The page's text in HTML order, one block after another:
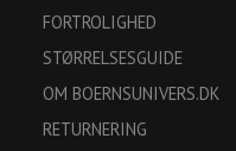
FORTROLIGHED
STØRRELSESGUIDE
OM BOERNSUNIVERS.DK
RETURNERING